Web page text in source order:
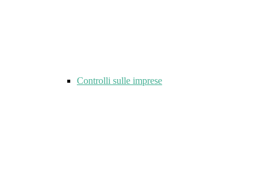
Controlli sulle imprese